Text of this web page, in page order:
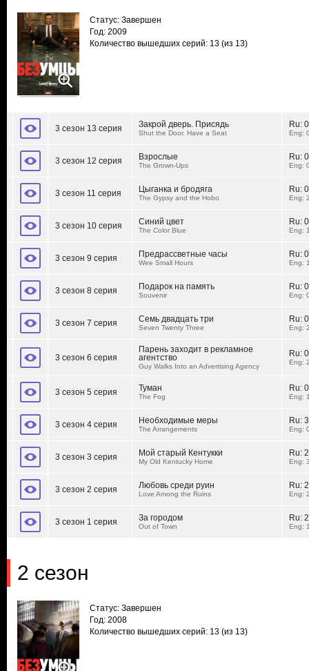
Статус: Завершен
Год: 2009
Количество вышедших серий: 13 (из 13)
3 сезон 13 серия Закрой дверь. Присядь
Shut the Door. Have a Seat
Ru:
Eng:
3 сезон 12 серия Взрослые
The Grown-Ups
Ru:
Eng:
3 сезон 11 серия Цыганка и бродяга
The Gypsy and the Hobo
Ru:
Eng:
3 сезон 10 серия Синий цвет
The Color Blue
Ru:
Eng:
3 сезон 9 серия Предрассветные часы
Wee Small Hours
Ru:
Eng:
3 сезон 8 серия Подарок на память
Souvenir
Ru:
Eng:
3 сезон 7 серия Семь двадцать три
Seven Twenty Three
Ru:
Eng:
3 сезон 6 серия
Парень заходит в рекламное
агентство
Guy Walks Into an Advertising Agency
Ru:
Eng:
3 сезон 5 серия Туман
The Fog
Ru:
Eng:
3 сезон 4 серия Необходимые меры
The Arrangements
Ru:
Eng:
3 сезон 3 серия Мой старый Кентукки
My Old Kentucky Home
Ru:
Eng:
3 сезон 2 серия Любовь среди руин
Love Among the Ruins
Ru:
Eng:
3 сезон 1 серия За городом
Out of Town
Ru:
Eng:
2 сезон
Статус: Завершен
Год: 2008
Количество вышедших серий: 13 (из 13)